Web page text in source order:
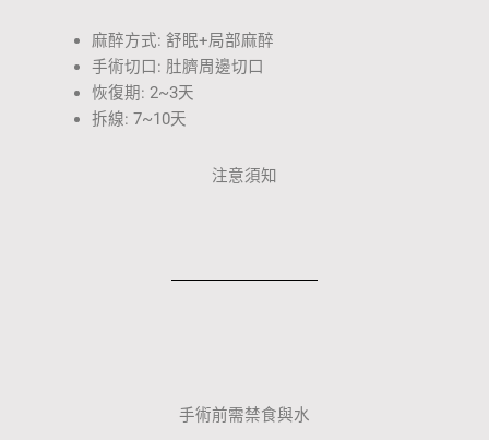
麻醉方式: 舒眠+局部麻醉
手術切口: 肚臍周邊切口
恢復期: 2~3天
拆線: 7~10天
注意須知
手術前需禁食與水